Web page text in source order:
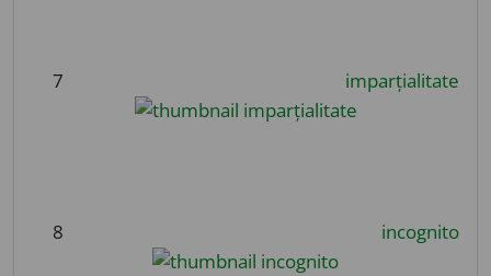
7 imparțialitate
8 incognito